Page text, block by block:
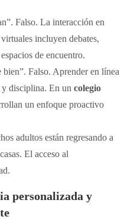
Falso. La interacción en
incluyen debates,
de encuentro.
Falso. Aprender en línea
y disciplina. En uncolegio
un enfoque proactivo
adultos están regresando a
El acceso al
personalizada y